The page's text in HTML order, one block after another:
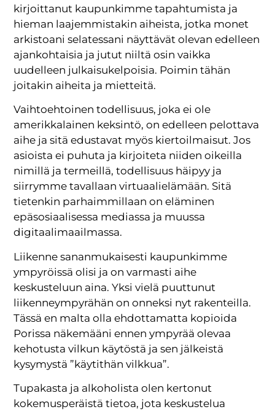
kirjoittanut kaupunkimme tapahtumista ja
hieman laajemmistakin aiheista, jotka monet
arkistoani selatessani näyttävät olevan edelleen
ajankohtaisia ja jutut niiltä osin vaikka
uudelleen julkaisukelpoisia. Poimin tähän
joitakin aiheita ja mietteitä.
Vaihtoehtoinen todellisuus, joka ei ole
amerikkalainen keksintö, on edelleen pelottava
aihe ja sitä edustavat myös kiertoilmaisut. Jos
asioista ei puhuta ja kirjoiteta niiden oikeilla
nimillä ja termeillä, todellisuus häipyy ja
siirrymme tavallaan virtuaalielämään. Sitä
tietenkin parhaimmillaan on eläminen
epäsosiaalisessa mediassa ja muussa
digitaalimaailmassa.
Liikenne sananmukaisesti kaupunkimme
ympyröissä olisi ja on varmasti aihe
keskusteluun aina. Yksi vielä puuttunut
liikenneympyrähän on onneksi nyt rakenteilla.
Tässä en malta olla ehdottamatta kopioida
Porissa näkemääni ennen ympyrää olevaa
kehotusta vilkun käytöstä ja sen jälkeistä
kysymystä ”käytithän vilkkua”.
Tupakasta ja alkoholista olen kertonut
kokemusperäistä tietoa, jota keskustelua